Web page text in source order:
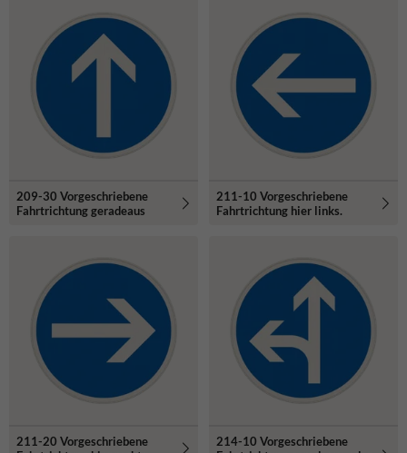
209-30 Vorgeschriebene
Fahrtrichtung geradeaus
211-10 Vorgeschriebene
Fahrtrichtung hier links.
211-20 Vorgeschriebene
214-10 Vorgeschriebene